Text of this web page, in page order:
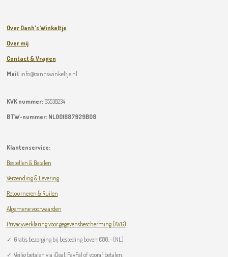
Over Oanh's Winkeltje
Over mij
Contact & Vragen
Mail:info@oanhswinkeltje.nl
KVK nummer: 65538234
BTW-nummer: NL001887929B08
Klantenservice:
Bestellen & Betalen
Verzending & Levering
Retourneren & Ruilen
Algemene voorwaarden
Privacyverklaring voor gegevensbescherming (AVG)
✓ Gratis bezorging bij besteding boven €80,- (NL)
✓ Veilig betalen via iDeal, PayPal of vooraf betalen.